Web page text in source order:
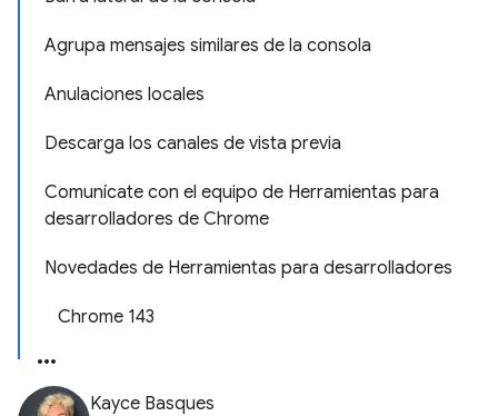
Agrupa mensajes similares de la consola
Anulaciones locales
Descarga los canales de vista previa
Comunícate con el equipo de Herramientas para
desarrolladores de Chrome
Novedades de Herramientas para desarrolladores
Chrome 143
Kayce Basques